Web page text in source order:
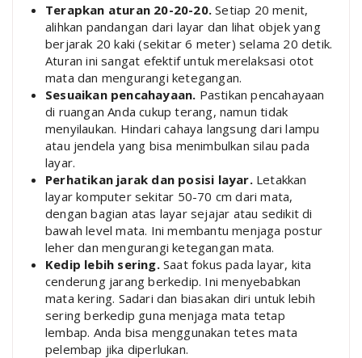
Terapkan aturan 20-20-20. Setiap 20 menit,
alihkan pandangan dari layar dan lihat objek yang
berjarak 20 kaki (sekitar 6 meter) selama 20 detik.
Aturan ini sangat efektif untuk merelaksasi otot
mata dan mengurangi ketegangan.
Sesuaikan pencahayaan. Pastikan pencahayaan
di ruangan Anda cukup terang, namun tidak
menyilaukan. Hindari cahaya langsung dari lampu
atau jendela yang bisa menimbulkan silau pada
layar.
Perhatikan jarak dan posisi layar.Letakkan
layar komputer sekitar 50-70 cm dari mata,
dengan bagian atas layar sejajar atau sedikit di
bawah level mata. Ini membantu menjaga postur
leher dan mengurangi ketegangan mata.
Kedip lebih sering.Saat fokus pada layar, kita
cenderung jarang berkedip. Ini menyebabkan
mata kering. Sadari dan biasakan diri untuk lebih
sering berkedip guna menjaga mata tetap
lembap. Anda bisa menggunakan tetes mata
pelembap jika diperlukan.